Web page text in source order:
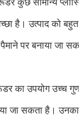
कुछ सामान्य
है। उत्पाद को
पर बनाया जा
का उपयोग उच्च
जा सकता है।